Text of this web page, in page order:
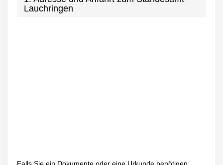
Lauchringen